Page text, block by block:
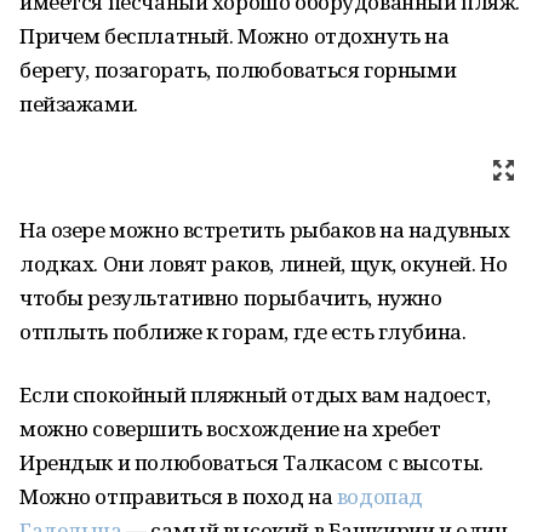
Причем бесплатный. Можно отдохнуть на
берегу, позагорать, полюбоваться горными
пейзажами.
На озере можно встретить рыбаков на надувных
лодках. Они ловят раков, линей, щук, окуней. Но
чтобы результативно порыбачить, нужно
отплыть поближе к горам, где есть глубина.
Если спокойный пляжный отдых вам надоест,
можно совершить восхождение на хребет
Ирендык и полюбоваться Талкасом с высоты.
Можно отправиться в поход наводопад